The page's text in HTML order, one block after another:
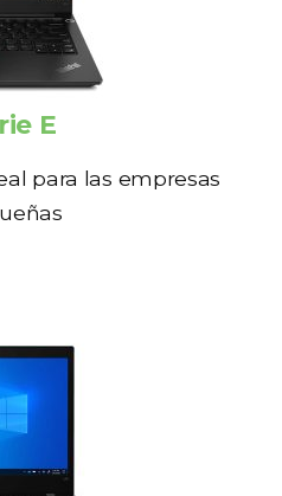
E
para las empresas